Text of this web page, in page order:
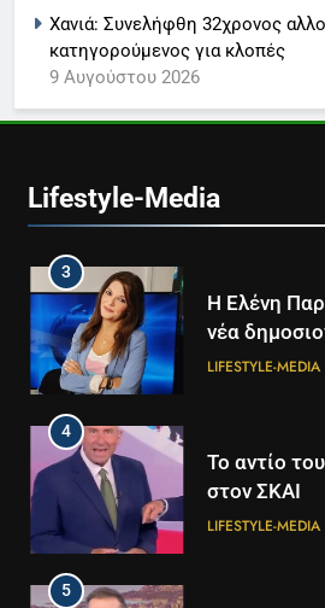
Χανιά: Συνελήφθη 32χρονος
κατηγορούμενος για κλοπές
9 Αυγούστου 2026
Lifestyle-Media
24
LIFESTYLE-MEDIA
2
LIFESTYLE-MEDIA
3
Η Ελένη
νέα
του ΣΚΑΪ
LIFESTYLE-MEDIA
4
Το αντίο
στον ΣΚΑΙ
LIFESTYLE-MEDIA
5
5